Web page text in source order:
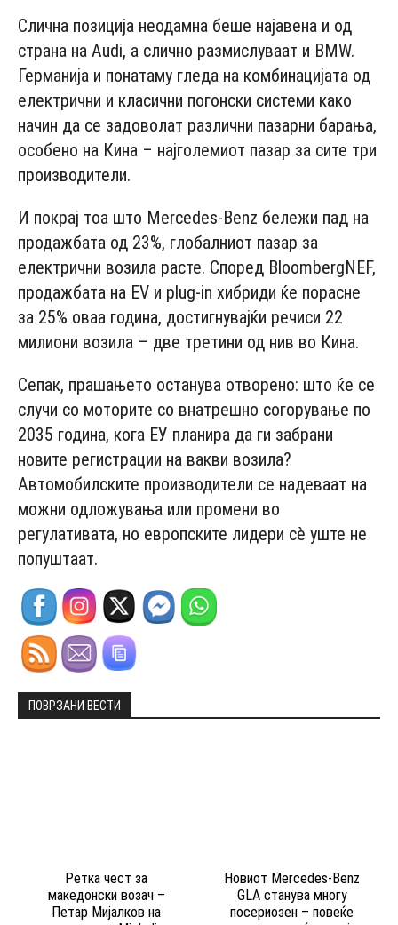
Слична позиција неодамна беше најавена и од
страна на Audi, а слично размислуваат и BMW.
Германија и понатаму гледа на комбинацијата од
електрични и класични погонски системи како
начин да се задоволат различни пазарни барања,
особено на Кина – најголемиот пазар за сите три
производители.
И покрај тоа што Mercedes-Benz бележи пад на
продажбата од 23%, глобалниот пазар за
електрични возила расте. Според BloombergNEF,
продажбата на EV и plug-in хибриди ќе порасне
за 25% оваа година, достигнувајќи речиси 22
милиони возила – две третини од нив во Кина.
Сепак, прашањето останува отворено: што ќе се
случи со моторите со внатрешно согорување по
2035 година, кога ЕУ планира да ги забрани
новите регистрации на вакви возила?
Автомобилските производители се надеваат на
можни одложувања или промени во
регулативата, но европските лидери сè уште не
попуштаат.
ПОВРЗАНИ ВЕСТИ
Ретка чест за
македонски возач –
Петар Мијалков на
Новиот Mercedes-Benz
GLA станува многу
посериозен – повеќе